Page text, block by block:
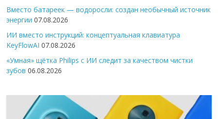
Вместо батареек — водоросли: создан необычный источник
энергии 07.08.2026
ИИ вместо инструкций: концептуальная клавиатура
KeyFlowAI 07.08.2026
«Умная» щётка Philips с ИИ следит за качеством чистки
зубов 06.08.2026